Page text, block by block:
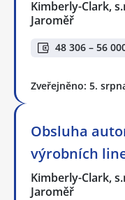
Kimberly-Clark,
Jaroměř
48 306 – 56
Zveřejněno: 5.
Obsluha
výrobních
Kimberly-Clark,
Jaroměř